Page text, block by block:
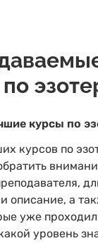
курсы по
курсов по
описание, а
уже
уровень